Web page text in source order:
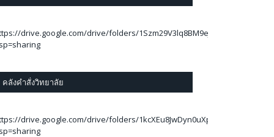
drive.google.com/drive/folders/
คลังคำสั่งวิทยาลัย
drive.google.com/drive/folders/